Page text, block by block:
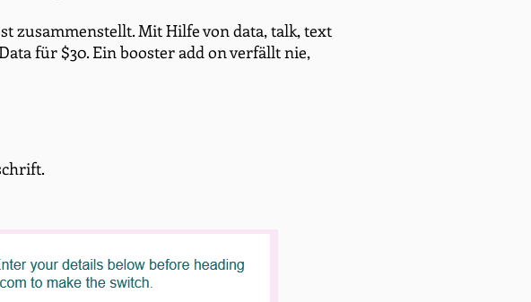
zusammenstellt. Mit Hilfe von data, talk, text
für $30. Ein booster add on verfällt nie,